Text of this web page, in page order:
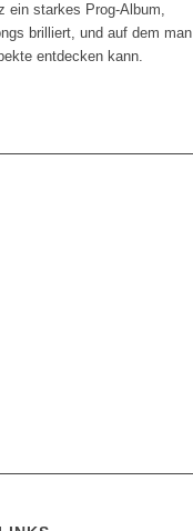
ein starkes Prog-Album,
brilliert, und auf dem man
entdecken kann.